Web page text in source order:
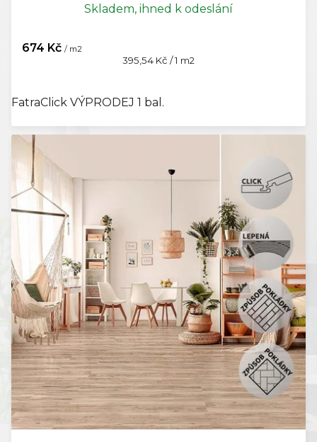
Skladem, ihned k odeslání
674 Kč / m2
Měrná
395,54 Kč / 1 m2
FatraClick VÝPRODEJ 1 bal.